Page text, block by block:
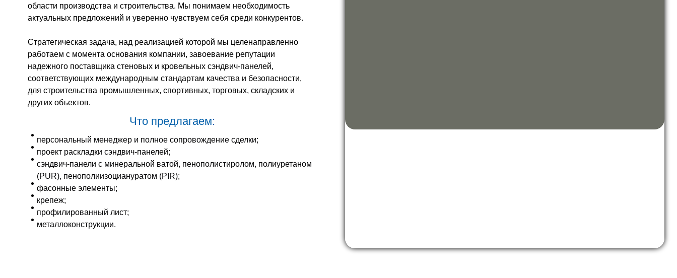
области производства и строительства. Мы понимаем необходимость
актуальных предложений и уверенно чувствуем себя среди конкурентов.
Стратегическая задача, над реализацией которой мы целенаправленно
работаем с момента основания компании, завоевание репутации
надежного поставщика стеновых и кровельных сэндвич-панелей,
соответствующих международным стандартам качества и безопасности,
для строительства промышленных, спортивных, торговых, складских и
других объектов.
Что предлагаем:
персональный менеджер и полное сопровождение сделки;
проект раскладки сэндвич-панелей;
сэндвич-панели с минеральной ватой, пенополистиролом, полиуретаном
(PUR), пенополиизоциануратом (PIR);
фасонные элементы;
крепеж;
профилированный лист;
металлоконструкции.